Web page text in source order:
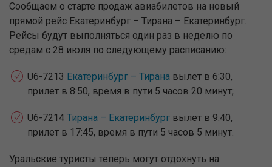
Сообщаем о старте продаж авиабилетов на новый
прямой рейс Екатеринбург – Тирана – Екатеринбург.
Рейсы будут выполняться один раз в неделю по
средам с 28 июля по следующему расписанию:
U6-7213 Екатеринбург – Тирана вылет в 6:30,
прилет в 8:50, время в пути 5 часов 20 минут;
U6-7214 Тирана – Екатеринбург вылет в 9:40,
прилет в 17:45, время в пути 5 часов 5 минут.
Уральские туристы теперь могут отдохнуть на